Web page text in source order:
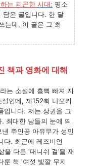
하는 피곤한 시대: 평소
담은 글입니다. 한 달
는데, 이 글은 그 최
책과 영화에 대해
라는 소설에 흠뻑 빠져 지
설인데, 제152회 나오키
입니다. 저는 상권을 그
. 최대한 남들의 눈에 띄
낸 주인공 아유무가 성인
다. 최근에 레즈비언
을 다룬 ‘대니쉬 걸’을 재
룬 책 ‘여섯 빛깔 무지